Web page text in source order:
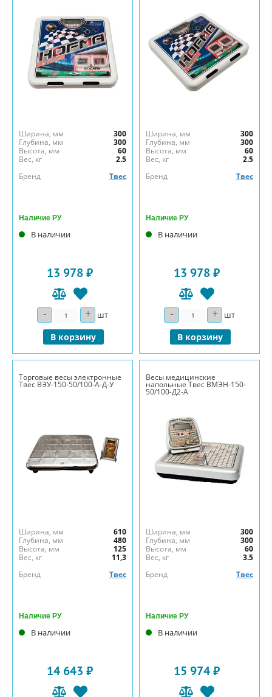
Ширина, мм
300
Глубина, мм
300
Высота, мм
60
Вес, кг
2.5
Бренд
Твес
Наличие РУ
В наличии
13 978 ₽
- Количество+ шт
В корзину
Ширина, мм
300
Глубина, мм
300
Высота, мм
60
Вес, кг
2.5
Бренд
Твес
Наличие РУ
В наличии
13 978 ₽
- Количество+ шт
В корзину
Торговые весы электронные
Твес ВЭУ-150-50/100-А-Д-У
Ширина, мм
610
Глубина, мм
480
Высота, мм
125
Вес, кг
11,3
Бренд
Твес
Наличие РУ
В наличии
14 643 ₽
Весы медицинские
напольные Твес ВМЭН-150-
50/100-Д2-А
Ширина, мм
300
Глубина, мм
300
Высота, мм
60
Вес, кг
3.5
Бренд
Твес
Наличие РУ
В наличии
15 974 ₽